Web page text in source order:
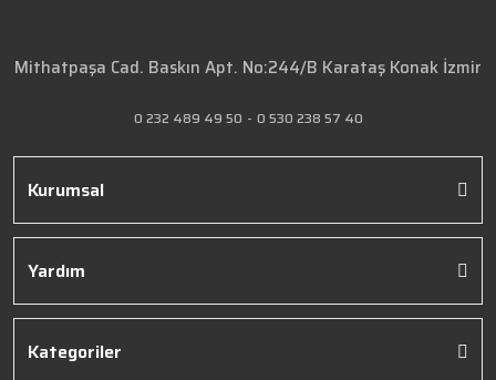
Mithatpaşa Cad. Baskın Apt. No:244/B Karataş Konak İzmir
0 232 489 49 50 - 0 530 238 57 40
Kurumsal
Yardım
Kategoriler